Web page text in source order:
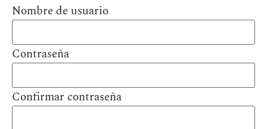
Nombre de usuario
Contraseña
Confirmar contraseña